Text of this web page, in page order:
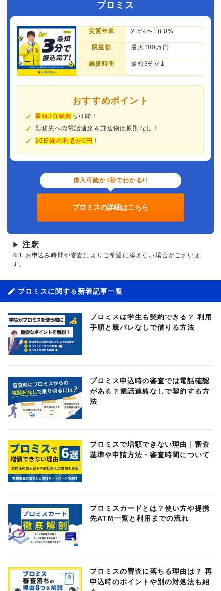
プロミス
実質年率 2.5%〜18.0%
限度額 最大800万円
融資時間 最短3分※1
おすすめポイント
最短3分融資 も可能！
勤務先への電話連絡＆郵送物は原則なし！
30日間の利息が0円 ！
借入可能か1秒でわかる!!
プロミスの詳細はこちら
▶ 注釈
※1.お申込み時間や審査によりご希望に添えない場合がございま
す。
プロミスに関する新着記事一覧
プロミスは学生も契約できる？ 利用
手順と親バレなしで借りる方法
プロミス申込時の審査では電話確認
がある？電話連絡なしで契約する方
法
プロミスで増額できない理由｜審査
基準や申請方法・審査時間について
プロミスカードとは？使い方や提携
先ATM一覧と利用までの流れ
プロミスの審査に落ちる理由は？ 再
申込時のポイントや別の対処法も紹